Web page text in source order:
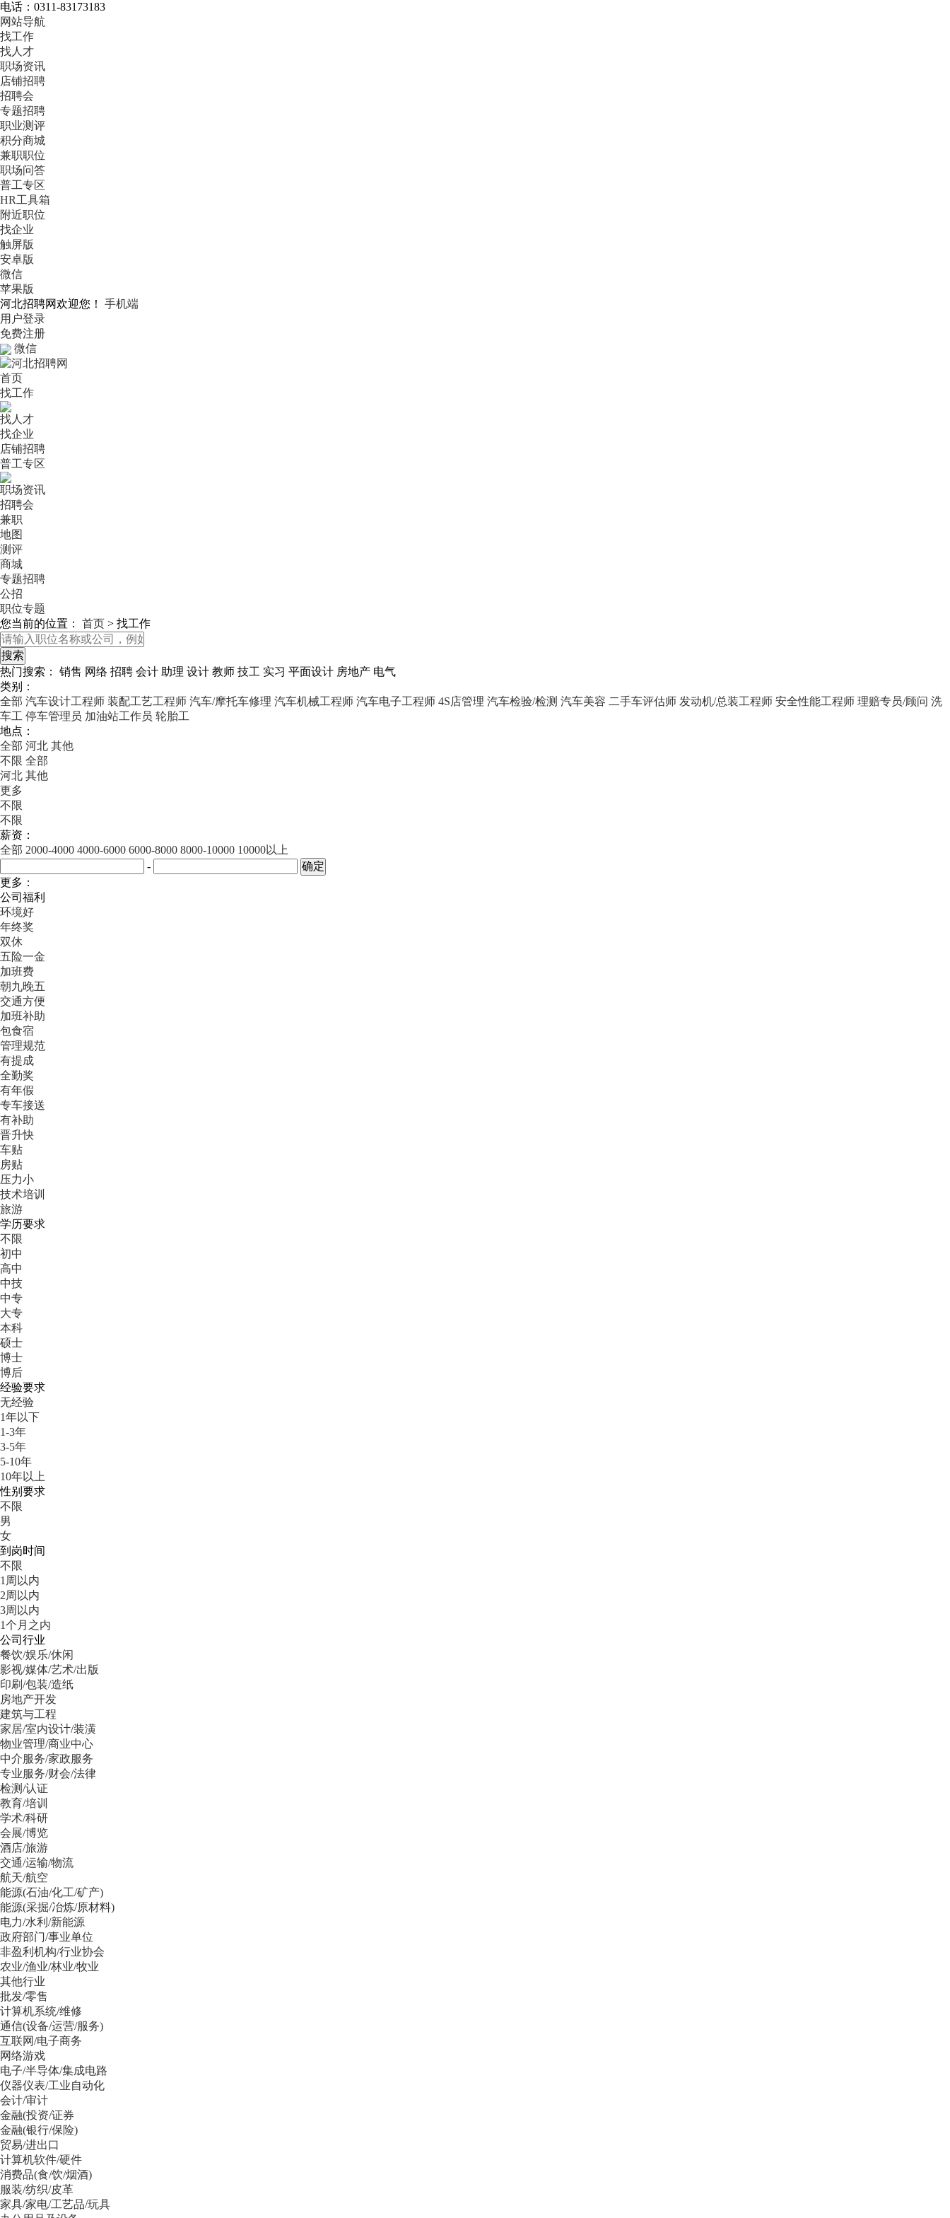
电话：0311-83173183
网站导航
找工作
找人才
职场资讯
店铺招聘
招聘会
专题招聘
职业测评
积分商城
兼职职位
职场问答
普工专区
HR工具箱
附近职位
找企业
触屏版
安卓版
微信
苹果版
河北招聘网欢迎您！
手机端
用户登录
免费注册
微信
首页
找工作
找人才
找企业
店铺招聘
普工专区
职场资讯
招聘会
兼职
地图
测评
商城
专题招聘
公招
职位专题
您当前的位置： 首页 > 找工作
热门搜索： 销售 网络 招聘 会计 助理 设计 教师 技工 实习 平面设计 房地产 电气
类别：
全部 汽车设计工程师 装配工艺工程师 汽车/摩托车修理 汽车机械工程师 汽车电子工程师 4S店管理 汽车检验/检测 汽车美容 二手车评估师 发动机/总装工程师 安全性能工程师 理赔专员/顾问 洗
车工 停车管理员 加油站工作员 轮胎工
地点：
全部 河北 其他
不限 全部
河北 其他
更多
不限
不限
薪资：
全部 2000-4000 4000-6000 6000-8000 8000-10000 10000以上
-
更多：
公司福利
环境好
年终奖
双休
五险一金
加班费
朝九晚五
交通方便
加班补助
包食宿
管理规范
有提成
全勤奖
有年假
专车接送
有补助
晋升快
车贴
房贴
压力小
技术培训
旅游
学历要求
不限
初中
高中
中技
中专
大专
本科
硕士
博士
博后
经验要求
无经验
1年以下
1-3年
3-5年
5-10年
10年以上
性别要求
不限
男
女
到岗时间
不限
1周以内
2周以内
3周以内
1个月之内
公司行业
餐饮/娱乐/休闲
影视/媒体/艺术/出版
印刷/包装/造纸
房地产开发
建筑与工程
家居/室内设计/装潢
物业管理/商业中心
中介服务/家政服务
专业服务/财会/法律
检测/认证
教育/培训
学术/科研
会展/博览
酒店/旅游
交通/运输/物流
航天/航空
能源(石油/化工/矿产)
能源(采掘/冶炼/原材料)
电力/水利/新能源
政府部门/事业单位
非盈利机构/行业协会
农业/渔业/林业/牧业
其他行业
批发/零售
计算机系统/维修
通信(设备/运营/服务)
互联网/电子商务
网络游戏
电子/半导体/集成电路
仪器仪表/工业自动化
会计/审计
金融(投资/证券
金融(银行/保险)
贸易/进出口
计算机软件/硬件
消费品(食/饮/烟酒)
服装/纺织/皮革
家具/家电/工艺品/玩具